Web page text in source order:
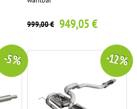
999,00 € 949,05 €
-5 % -12 %